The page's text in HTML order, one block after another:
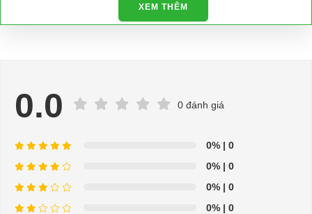
XEM THÊM
0.0 0 đánh giá
0% | 0
0% | 0
0% | 0
0% | 0